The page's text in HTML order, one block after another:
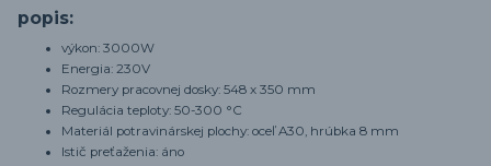
popis:
výkon: 3000W
Energia: 230V
Rozmery pracovnej dosky: 548 x 350 mm
Regulácia teploty: 50-300 °C
Materiál potravinárskej plochy: oceľ A30, hrúbka 8 mm
Istič preťaženia: áno